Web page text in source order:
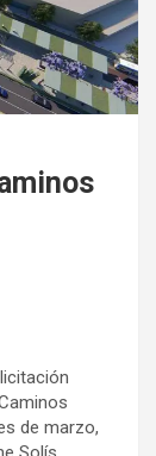
de marzo,